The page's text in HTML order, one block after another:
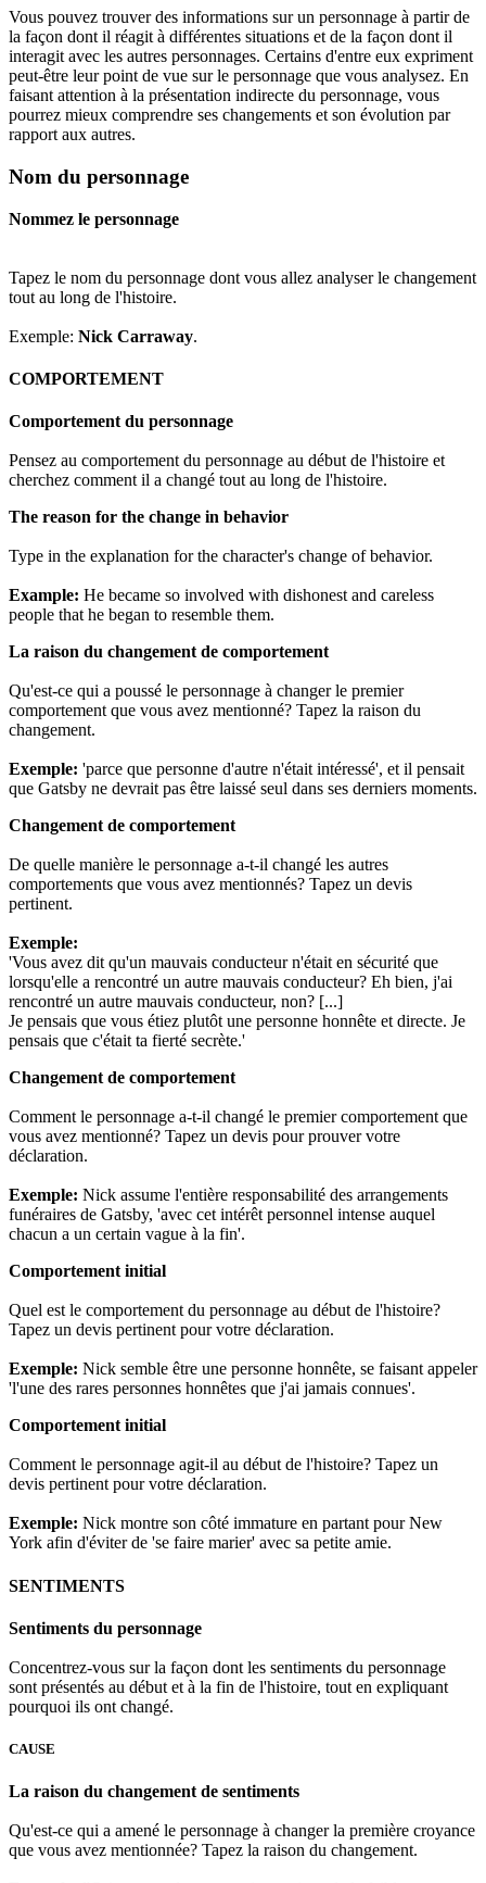
Vous pouvez trouver des informations sur un personnage à partir de
la façon dont il réagit à différentes situations et de la façon dont il
interagit avec les autres personnages. Certains d'entre eux expriment
peut-être leur point de vue sur le personnage que vous analysez. En
faisant attention à la présentation indirecte du personnage, vous
pourrez mieux comprendre ses changements et son évolution par
rapport aux autres.
Nom du personnage
Nommez le personnage
Tapez le nom du personnage dont vous allez analyser le changement
tout au long de l'histoire.
Exemple: Nick Carraway.
COMPORTEMENT
Comportement du personnage
Pensez au comportement du personnage au début de l'histoire et
cherchez comment il a changé tout au long de l'histoire.
The reason for the change in behavior
Type in the explanation for the character's change of behavior.
Example: He became so involved with dishonest and careless
people that he began to resemble them.
La raison du changement de comportement
Qu'est-ce qui a poussé le personnage à changer le premier
comportement que vous avez mentionné? Tapez la raison du
changement.
Exemple: 'parce que personne d'autre n'était intéressé', et il pensait
que Gatsby ne devrait pas être laissé seul dans ses derniers moments.
Changement de comportement
De quelle manière le personnage a-t-il changé les autres
comportements que vous avez mentionnés? Tapez un devis
pertinent.
Exemple:
'Vous avez dit qu'un mauvais conducteur n'était en sécurité que
lorsqu'elle a rencontré un autre mauvais conducteur? Eh bien, j'ai
rencontré un autre mauvais conducteur, non? [...]
Je pensais que vous étiez plutôt une personne honnête et directe. Je
pensais que c'était ta fierté secrète.'
Changement de comportement
Comment le personnage a-t-il changé le premier comportement que
vous avez mentionné? Tapez un devis pour prouver votre
déclaration.
Exemple: Nick assume l'entière responsabilité des arrangements
funéraires de Gatsby, 'avec cet intérêt personnel intense auquel
chacun a un certain vague à la fin'.
Comportement initial
Quel est le comportement du personnage au début de l'histoire?
Tapez un devis pertinent pour votre déclaration.
Exemple: Nick semble être une personne honnête, se faisant appeler
'l'une des rares personnes honnêtes que j'ai jamais connues'.
Comportement initial
Comment le personnage agit-il au début de l'histoire? Tapez un
devis pertinent pour votre déclaration.
Exemple: Nick montre son côté immature en partant pour New
York afin d'éviter de 'se faire marier' avec sa petite amie.
SENTIMENTS
Sentiments du personnage
Concentrez-vous sur la façon dont les sentiments du personnage
sont présentés au début et à la fin de l'histoire, tout en expliquant
pourquoi ils ont changé.
CAUSE
La raison du changement de sentiments
Qu'est-ce qui a amené le personnage à changer la première croyance
que vous avez mentionnée? Tapez la raison du changement.